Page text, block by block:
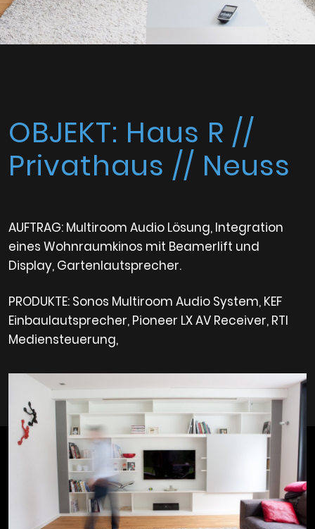
OBJEKT: Haus R //
Privathaus // Neuss
AUFTRAG: Multiroom Audio Lösung, Integration
eines Wohnraumkinos mit Beamerlift und
Display, Gartenlautsprecher.
PRODUKTE: Sonos Multiroom Audio System, KEF
Einbaulautsprecher, Pioneer LX AV Receiver, RTI
Mediensteuerung,